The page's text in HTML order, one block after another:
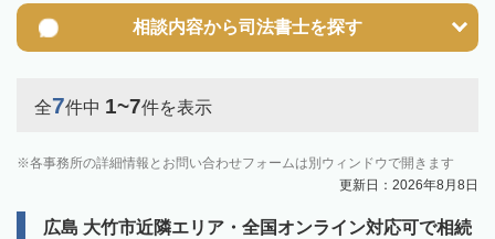
相談内容から司法書士を探す
全7件中 1~7件を表示
各事務所の詳細情報とお問い合わせフォームは別ウィンドウで開きます
更新日：2026年8月8日
広島 大竹市近隣エリア・全国オンライン対応可で相続